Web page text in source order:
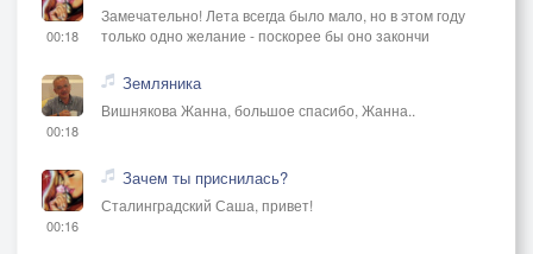
00:18
Замечательно! Лета всегда было мало, но в этом году
только одно желание - поскорее бы оно закончи
00:18
Земляника
Вишнякова Жанна, большое спасибо, Жанна..
00:16
Зачем ты приснилась?
Сталинградский Саша, привет!